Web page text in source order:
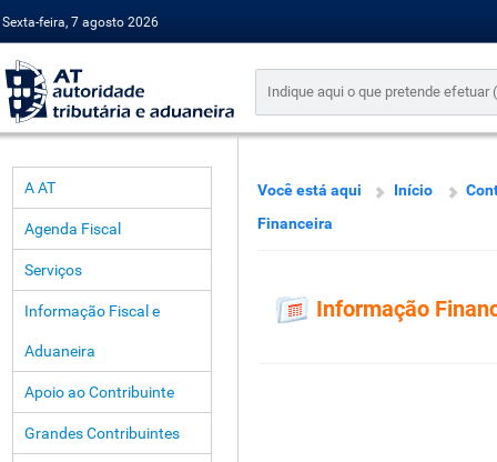
Sexta-feira, 7 agosto 2026
A AT
Agenda Fiscal
Serviços
Informação Fiscal e
Aduaneira
Apoio ao Contribuinte
Grandes Contribuintes
Você está aqui Início
Financeira
Informação